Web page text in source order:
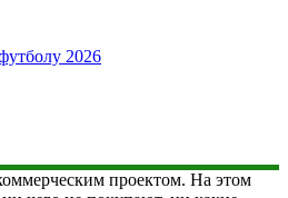
2026
проектом. На этом